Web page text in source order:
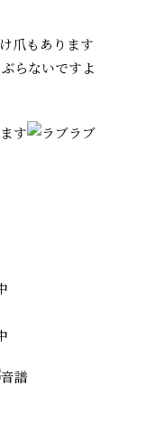
爪もあります
らないですよ
す